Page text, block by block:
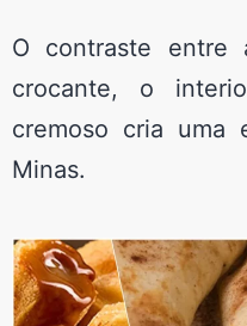
O contraste entre
crocante, o
cremoso cria uma
Minas.